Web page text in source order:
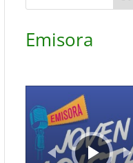
Emisora
Reproductor
audio